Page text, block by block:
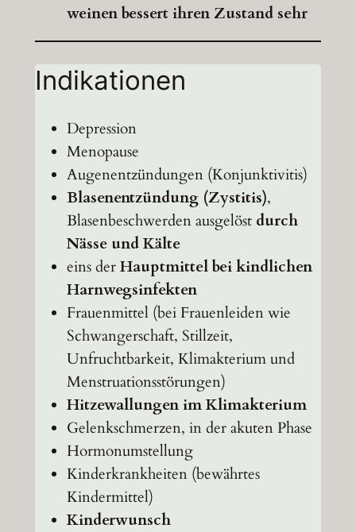
weinen bessert ihren Zustand sehr
Indikationen
Depression
Menopause
Augenentzündungen (Konjunktivitis)
Blasenentzündung (Zystitis),
Blasenbeschwerden ausgelöst durch
Nässe und Kälte
eins derHauptmittel bei kindlichen
Harnwegsinfekten
Frauenmittel (bei Frauenleiden wie
Schwangerschaft, Stillzeit,
Unfruchtbarkeit, Klimakterium und
Menstruationsstörungen)
Hitzewallungen im Klimakterium
Gelenkschmerzen, in der akuten Phase
Hormonumstellung
Kinderkrankheiten (bewährtes
Kindermittel)
Kinderwunsch